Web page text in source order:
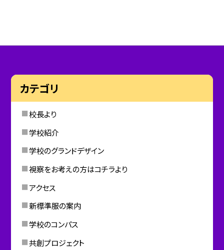
カテゴリ
校長より
学校紹介
学校のグランドデザイン
視察をお考えの方はコチラより
アクセス
新標準服の案内
学校のコンパス
共創プロジェクト